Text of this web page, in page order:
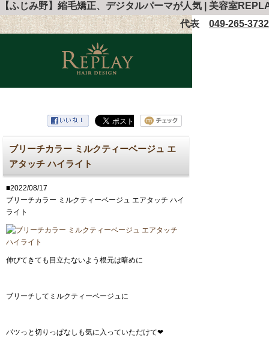
【ふじみ野】縮毛矯正、デジタルパーマが人気 | 美容室
代表 049-265-3732
ブリーチカラー ミルクティーベージュ エ
アタッチ ハイライト
■2022/08/17
ブリーチカラー ミルクティーベージュ エアタッチ ハイ
ライト
伸びてきても目立たないよう根元は暗めに
ブリーチしてミルクティーベージュに
パツっと切りっぱなしも気に入っていただけて❤︎